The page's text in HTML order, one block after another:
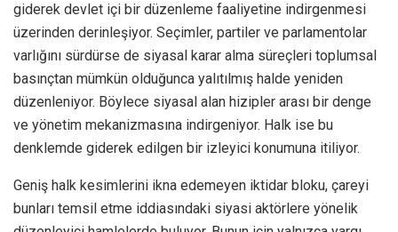
giderek devlet içi bir düzenleme faaliyetine indirgenmesi
üzerinden derinleşiyor. Seçimler, partiler ve parlamentolar
varlığını sürdürse de siyasal karar alma süreçleri toplumsal
basınçtan mümkün olduğunca yalıtılmış halde yeniden
düzenleniyor. Böylece siyasal alan hizipler arası bir denge
ve yönetim mekanizmasına indirgeniyor. Halk ise bu
denklemde giderek edilgen bir izleyici konumuna itiliyor.
Geniş halk kesimlerini ikna edemeyen iktidar bloku, çareyi
bunları temsil etme iddiasındaki siyasi aktörlere yönelik